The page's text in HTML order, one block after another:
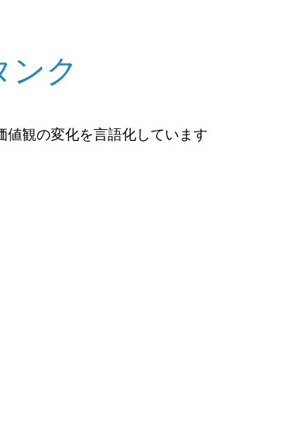
ンク
値観の変化を言語化しています